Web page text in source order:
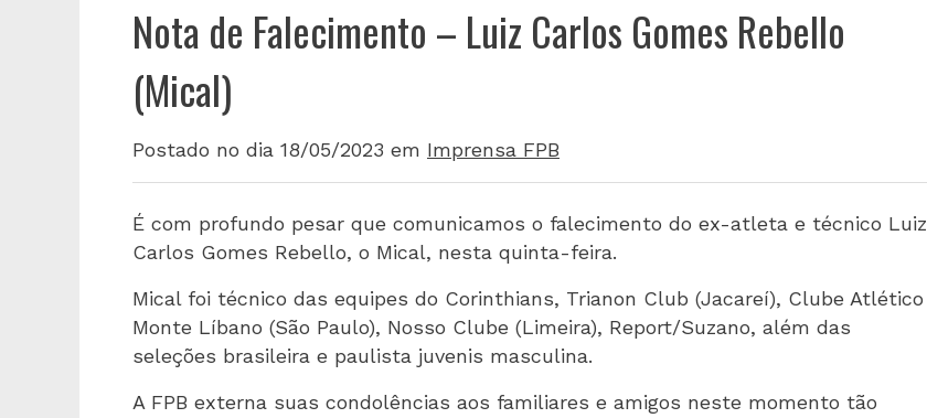
Nota de Falecimento – Luiz Carlos Gomes Rebello
(Mical)
Postado no dia 18/05/2023 em Imprensa FPB
É com profundo pesar que comunicamos o falecimento do ex-atleta e técnico Luiz
Carlos Gomes Rebello, o Mical, nesta quinta-feira.
Mical foi técnico das equipes do Corinthians, Trianon Club (Jacareí), Clube Atlético
Monte Líbano (São Paulo), Nosso Clube (Limeira), Report/Suzano, além das
seleções brasileira e paulista juvenis masculina.
A FPB externa suas condolências aos familiares e amigos neste momento tão